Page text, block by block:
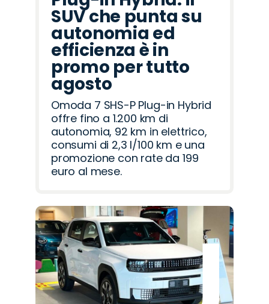
SUV che punta su
autonomia ed
efficienza è in
promo per tutto
agosto
Omoda 7 SHS-P Plug-in Hybrid
offre fino a 1.200 km di
autonomia, 92 km in elettrico,
consumi di 2,3 l/100 km e una
promozione con rate da 199
euro al mese.